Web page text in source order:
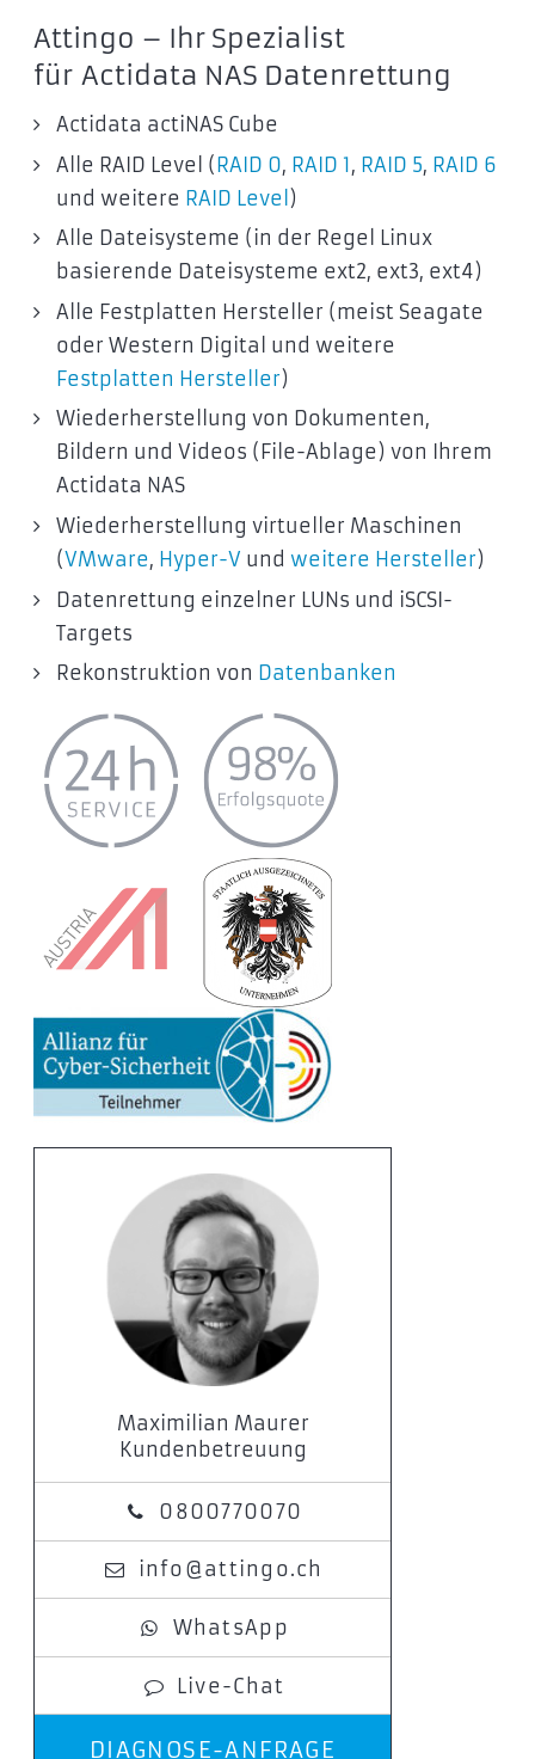
Attingo – Ihr Spezialist
für Actidata NAS Datenrettung
Actidata actiNAS Cube
Alle RAID Level (RAID 0, RAID 1, RAID 5, RAID 6
und weitere RAID Level )
Alle Dateisysteme (in der Regel Linux
basierende Dateisysteme ext2, ext3, ext4)
Alle Festplatten Hersteller (meist Seagate
oder Western Digital und weitere
Festplatten Hersteller)
Wiederherstellung von Dokumenten,
Bildern und Videos (File-Ablage) von Ihrem
Actidata NAS
Wiederherstellung virtueller Maschinen
(VMware, Hyper-V undweitere Hersteller)
Datenrettung einzelner LUNs und iSCSI-
Targets
Rekonstruktion von Datenbanken
Maximilian Maurer
Kundenbetreuung
0800770070
info@attingo.ch
WhatsApp
Live-Chat
DIAGNOSE-ANFRAGE